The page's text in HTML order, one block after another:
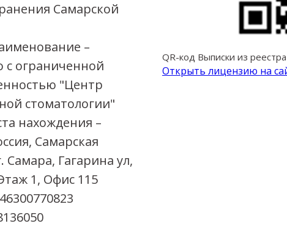
Самарской
–
с ограниченной
"Центр
стоматологии"
нахождения –
Самарская
Самара, Гагарина ул,
1, Офис 115
QR-код Выписки из
Открыть лицензию на